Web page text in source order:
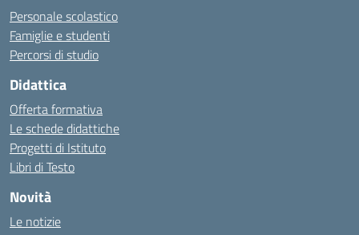
Personale scolastico
Famiglie e studenti
Percorsi di studio
Didattica
Offerta formativa
Le schede didattiche
Progetti di Istituto
Libri di Testo
Novità
Le notizie